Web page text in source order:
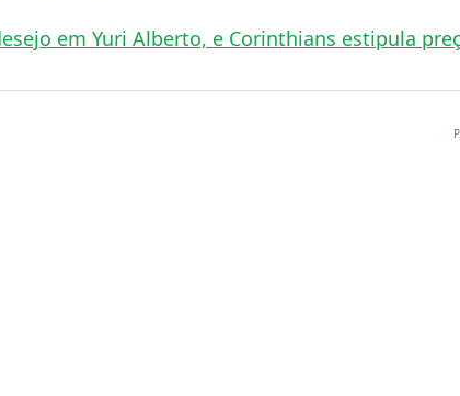
em Yuri Alberto, e Corinthians estipula